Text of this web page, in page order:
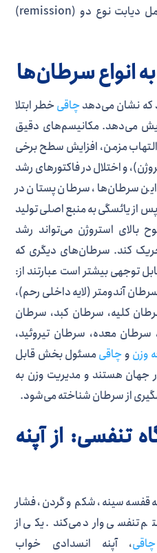
موارد حتی منجر به بهبودی کامل دیابت نوع دو (remission)
انواع سرطان‌ها
که نشان می‌دهدچاقیخطر ابتلا
را افزایش می‌دهد. مکانیسم‌های دقیق
مزمن، افزایش سطح برخی
و اختلال در فاکتورهای رشد
سرطان‌ها، سرطان پستان در
از یائسگی به منبع اصلی تولید
استروژن می‌تواند رشد
کند. سرطان‌های دیگری که
توجهی بیشتر است عبارتند از:
آندومتر (لایه داخلی رحم)،
کلیه، سرطان کبد، سرطان
سرطان معده، سرطان تیروئید،
وزن و چاقی مسئول بخش قابل
جهان هستند و مدیریت وزن به
از سرطان شناخته می‌شود.
تنفسی: از آپنه
سینه، شکم و گردن، فشار
تنفسی وارد می‌کند. یکی از
چاقی، آپنه انسدادی خواب